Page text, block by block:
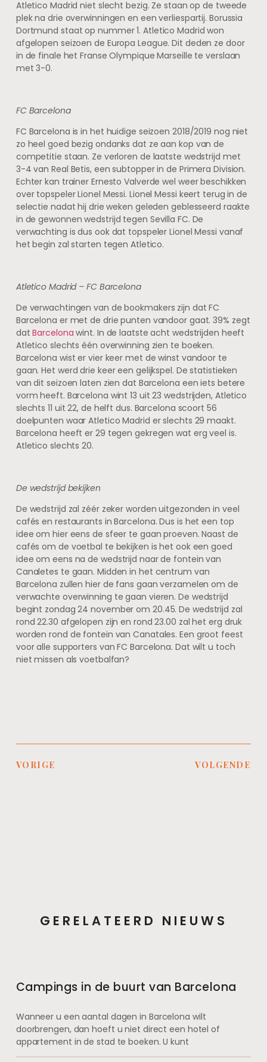
Atletico Madrid niet slecht bezig. Ze staan op de tweede
plek na drie overwinningen en een verliespartij. Borussia
Dortmund staat op nummer 1. Atletico Madrid won
afgelopen seizoen de Europa League. Dit deden ze door
in de finale het Franse Olympique Marseille te verslaan
met 3-0.
FC Barcelona
FC Barcelona is in het huidige seizoen 2018/2019 nog niet
zo heel goed bezig ondanks dat ze aan kop van de
competitie staan. Ze verloren de laatste wedstrijd met
3-4 van Real Betis, een subtopper in de Primera Division.
Echter kan trainer Ernesto Valverde wel weer beschikken
over topspeler Lionel Messi. Lionel Messi keert terug in de
selectie nadat hij drie weken geleden geblesseerd raakte
in de gewonnen wedstrijd tegen Sevilla FC. De
verwachting is dus ook dat topspeler Lionel Messi vanaf
het begin zal starten tegen Atletico.
Atletico Madrid – FC Barcelona
De verwachtingen van de bookmakers zijn dat FC
Barcelona er met de drie punten vandoor gaat. 39% zegt
datBarcelona wint. In de laatste acht wedstrijden heeft
Atletico slechts één overwinning zien te boeken.
Barcelona wist er vier keer met de winst vandoor te
gaan. Het werd drie keer een gelijkspel. De statistieken
van dit seizoen laten zien dat Barcelona een iets betere
vorm heeft. Barcelona wint 13 uit 23 wedstrijden, Atletico
slechts 11 uit 22, de helft dus. Barcelona scoort 56
doelpunten waar Atletico Madrid er slechts 29 maakt.
Barcelona heeft er 29 tegen gekregen wat erg veel is.
Atletico slechts 20.
De wedstrijd bekijken
De wedstrijd zal zéér zeker worden uitgezonden in veel
cafés en restaurants in Barcelona. Dus is het een top
idee om hier eens de sfeer te gaan proeven. Naast de
cafés om de voetbal te bekijken is het ook een goed
idee om eens na de wedstrijd naar de fontein van
Canaletes te gaan. Midden in het centrum van
Barcelona zullen hier de fans gaan verzamelen om de
verwachte overwinning te gaan vieren. De wedstrijd
begint zondag 24 november om 20.45. De wedstrijd zal
rond 22.30 afgelopen zijn en rond 23.00 zal het erg druk
worden rond de fontein van Canatales. Een groot feest
voor alle supporters van FC Barcelona. Dat wilt u toch
niet missen als voetbalfan?
VORIGE VOLGENDE
GERELATEERD NIEUWS
Campings in de buurt van Barcelona
Wanneer u een aantal dagen in Barcelona wilt
doorbrengen, dan hoeft u niet direct een hotel of
appartement in de stad te boeken. U kunt